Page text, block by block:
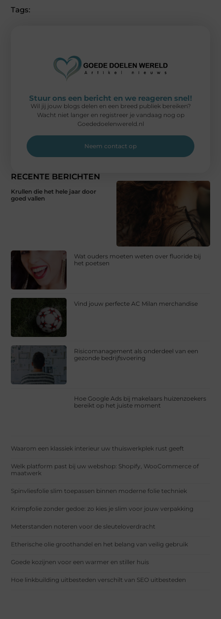
Tags:
RECENTE BERICHTEN
Krullen die het hele jaar door
goed vallen
Wat ouders moeten weten over fluoride bij
het poetsen
Vind jouw perfecte AC Milan merchandise
Risicomanagement als onderdeel van een
gezonde bedrijfsvoering
Hoe Google Ads bij makelaars huizenzoekers
bereikt op het juiste moment
Waarom een klassiek interieur uw thuiswerkplek rust geeft
Welk platform past bij uw webshop: Shopify, WooCommerce of
maatwerk
Spinvliesfolie slim toepassen binnen moderne folie techniek
Krimpfolie zonder gedoe: zo kies je slim voor jouw verpakking
Meterstanden noteren voor de sleuteloverdracht
Etherische olie groothandel en het belang van veilig gebruik
Goede kozijnen voor een warmer en stiller huis
Hoe linkbuilding uitbesteden verschilt van SEO uitbesteden
Stuur ons een bericht en we reageren snel!
Wil jij jouw blogs delen en een breed publiek bereiken?
Wacht niet langer en registreer je vandaag nog op
Goededoelenwereld.nl
Neem contact op